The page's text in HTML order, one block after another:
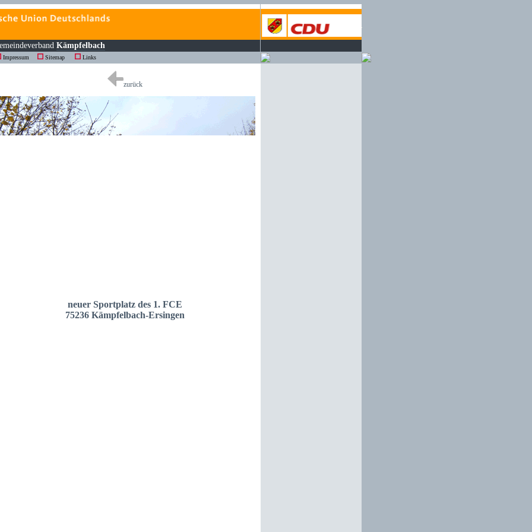
Kämpfelbach
Impressum Sitemap Links
zurück
neuer Sportplatz des 1. FCE
75236 Kämpfelbach-Ersingen